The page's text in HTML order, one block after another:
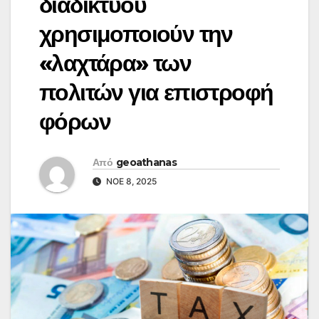
χρησιμοποιούν την
«λαχτάρα» των
πολιτών για επιστροφή
φόρων
Από geoathanas
ΝΟΈ 8, 2025